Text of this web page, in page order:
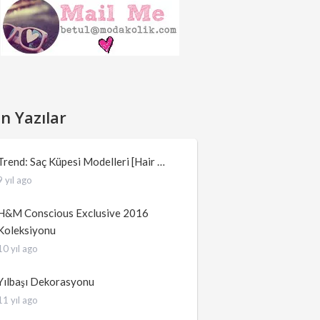
Yazılar
Saç Küpesi Modelleri [Hair …
yıl ago
Conscious Exclusive 2016
yıl ago
Dekorasyonu
yıl ago